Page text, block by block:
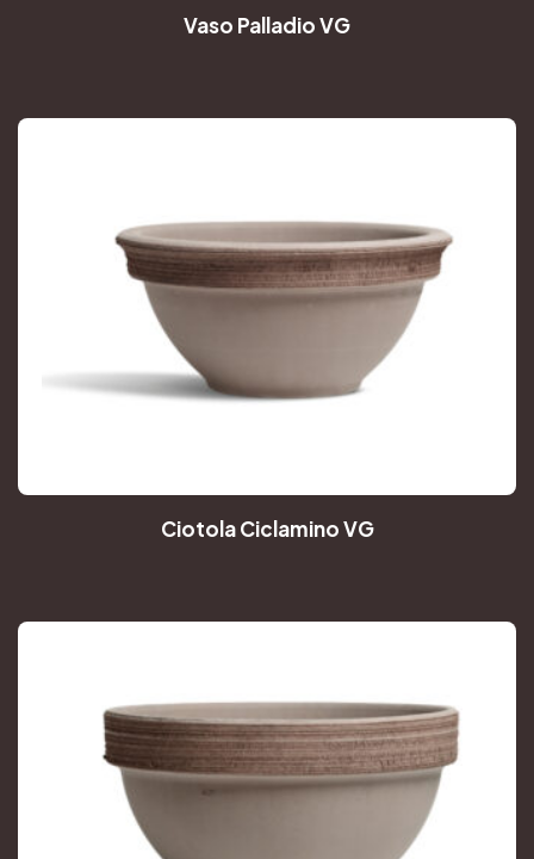
Vaso Palladio VG
Ciotola Ciclamino VG